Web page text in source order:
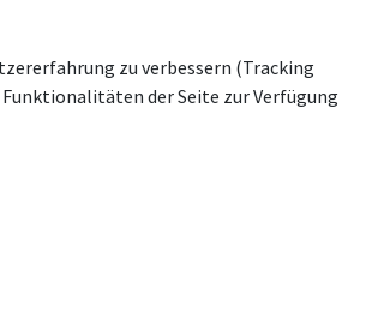
zu verbessern (Tracking
der Seite zur Verfügung